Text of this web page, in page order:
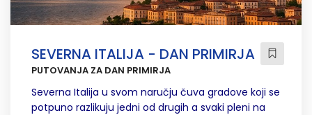
SEVERNA ITALIJA - DAN PRIMIRJA
PUTOVANJA ZA DAN PRIMIRJA
Severna Italija u svom naručju čuva gradove koji se
potpuno razlikuju jedni od drugih a svaki pleni na